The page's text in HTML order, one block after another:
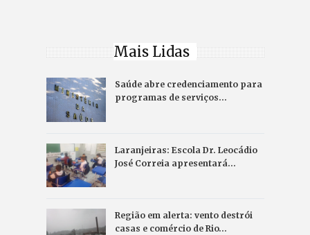
Mais Lidas
Saúde abre credenciamento para
programas de serviços…
Laranjeiras: Escola Dr. Leocádio
José Correia apresentará…
Região em alerta: vento destrói
casas e comércio de Rio…